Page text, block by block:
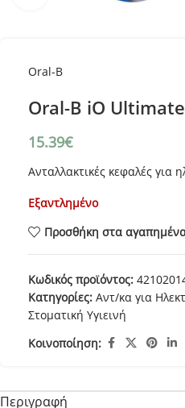
Oral-B
Oral-B iO
15.39€
Ανταλλακτικές κεφαλές για
Εξαντλημένο
Προσθήκη στα
Κωδικός προϊόντος:
Κατηγορίες: Αντ/κα για
Στοματική Υγιεινή
Κοινοποίηση:
Περιγραφή